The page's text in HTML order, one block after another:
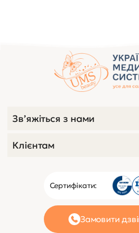
Сертифікати:
Замовити
Зв’яжіться з нами
Клієнтам